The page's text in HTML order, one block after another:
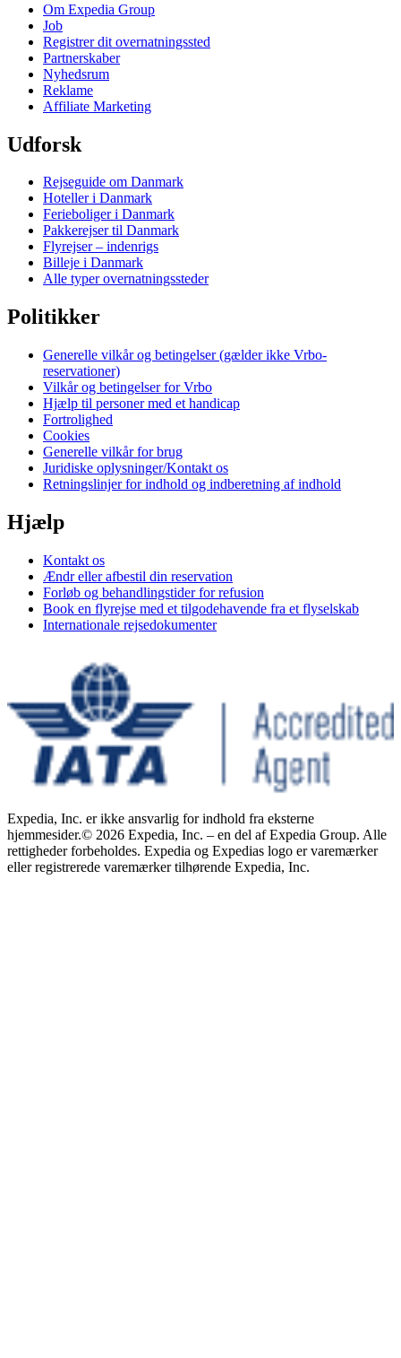
Om Expedia Group
Job
Registrer dit overnatningssted
Partnerskaber
Nyhedsrum
Reklame
Affiliate Marketing
Udforsk
Rejseguide om Danmark
Hoteller i Danmark
Ferieboliger i Danmark
Pakkerejser til Danmark
Flyrejser – indenrigs
Billeje i Danmark
Alle typer overnatningssteder
Politikker
Generelle vilkår og betingelser (gælder ikke Vrbo-
reservationer)
Vilkår og betingelser for Vrbo
Hjælp til personer med et handicap
Fortrolighed
Cookies
Generelle vilkår for brug
Juridiske oplysninger/Kontakt os
Retningslinjer for indhold og indberetning af indhold
Hjælp
Kontakt os
Ændr eller afbestil din reservation
Forløb og behandlingstider for refusion
Book en flyrejse med et tilgodehavende fra et flyselskab
Internationale rejsedokumenter
Expedia, Inc. er ikke ansvarlig for indhold fra eksterne
hjemmesider.© 2026 Expedia, Inc. – en del af Expedia Group. Alle
rettigheder forbeholdes. Expedia og Expedias logo er varemærker
eller registrerede varemærker tilhørende Expedia, Inc.